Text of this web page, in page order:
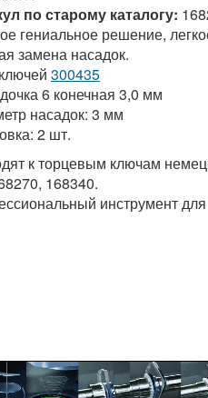
по старому каталогу:
гениальное решение,
замена насадок.
300435
6 конечная 3,0 мм
насадок: 3 мм
2 шт.
к торцевым ключам
168340.
инструмент